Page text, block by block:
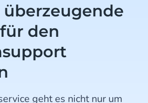
überzeugende
den
geht es nicht nur um